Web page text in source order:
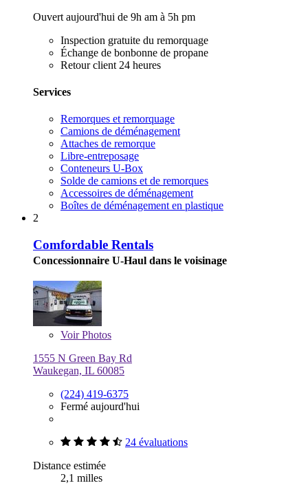
Ouvert aujourd'hui de 9h am à 5h pm
Inspection gratuite du remorquage
Échange de bonbonne de propane
Retour client 24 heures
Services
Remorques et remorquage
Camions de déménagement
Attaches de remorque
Libre-entreposage
Conteneurs U-Box
Solde de camions et de remorques
Accessoires de déménagement
Boîtes de déménagement en plastique
2
Comfordable Rentals
Concessionnaire U-Haul dans le voisinage
VoirPhotos
1555 N Green Bay Rd
Waukegan, IL 60085
(224) 419-6375
Fermé aujourd'hui
24 évaluations
Distance estimée
2,1 milles